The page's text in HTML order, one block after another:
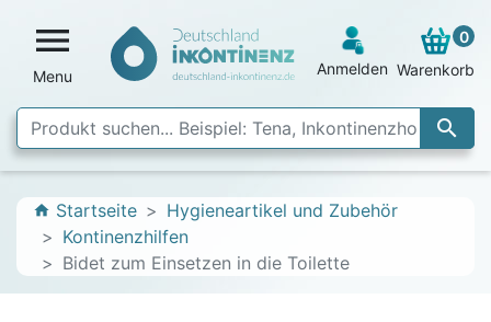

Menu

Anmelden
0
Warenkorb
home Startseite
Hygieneartikel und Zubehör
Kontinenzhilfen
Bidet zum Einsetzen in die Toilette